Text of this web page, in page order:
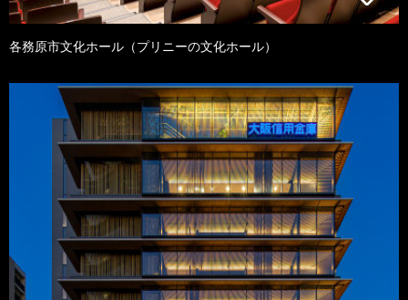
各務原市文化ホール（プリニーの文化ホール）